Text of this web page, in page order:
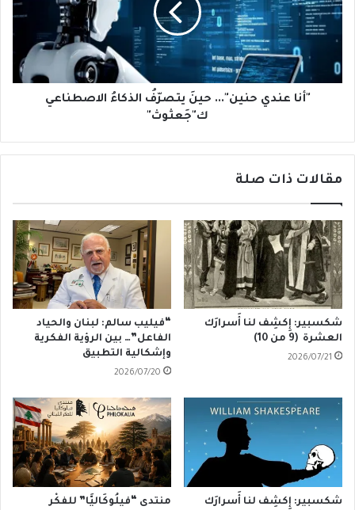
يتصرّفُ
الذكاءُ
الاصطناعي
ك"جَعثوث"
"أنا عندي حنين"... حينَ يتصرّفُ الذكاءُ الاصطناعي
ك"جَعثوث"
مقالات ذات صلة
شكسبير: إِكشِف لنا أَسرارَك
العشرة (9 من 10)
2026/07/21
“فيليب سالم: لبنان والحياد
الفاعل”… بين الرؤية الفكرية
وإشكالية التطبيق
2026/07/20
شكسبير: إِكشِف لنا أَسرارَك
منتدى “فيلُوكَاليَّا” للفكْر